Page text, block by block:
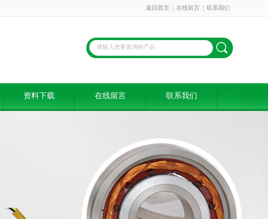
返回首页 在线留言 联系我们
资料下载 在线留言 联系我们